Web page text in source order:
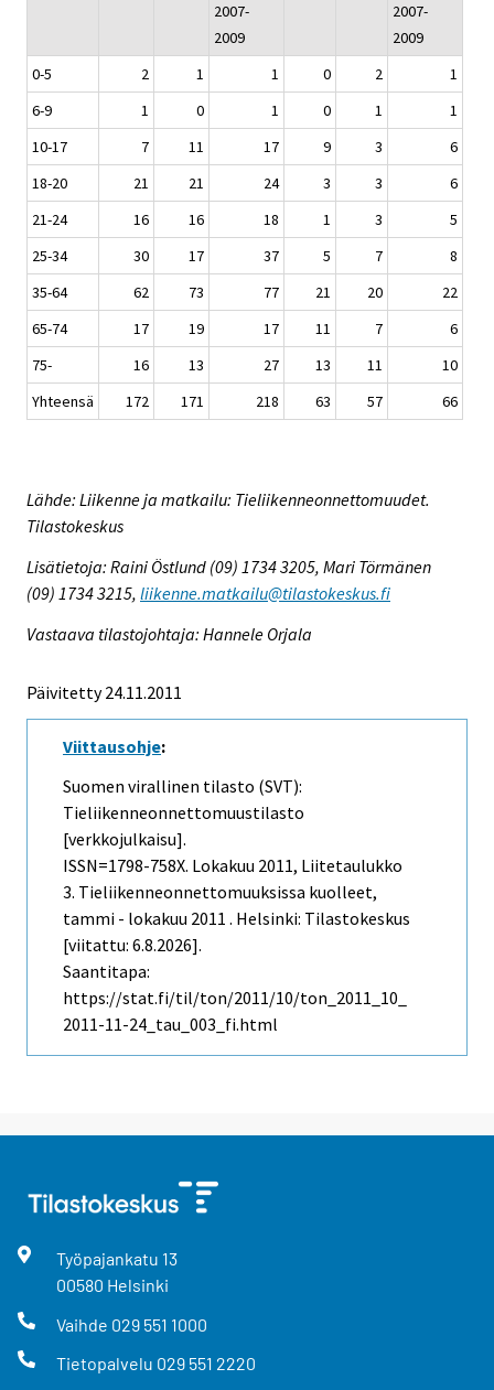
2007-
2009
2007-
2009
0-5
2 1 1 0 2
1
6-9
1 0 1 0 1
1
10-17
7 11 17 9 3
6
18-20
21 21 24 3 3
6
21-24
16 16 18 1 3
5
25-34
30 17 37 5 7
8
35-64
62 73 77 21 20
22
65-74
17 19 17 11 7
6
75-
16 13 27 13 11
10
Yhteensä
172 171 218 63 57 66
Lähde: Liikenne ja matkailu: Tieliikenneonnettomuudet.
Tilastokeskus
Lisätietoja: Raini Östlund (09) 1734 3205, Mari Törmänen
(09) 1734 3215, liikenne.matkailu@tilastokeskus.fi
Vastaava tilastojohtaja: Hannele Orjala
Päivitetty 24.11.2011
Viittausohje:
Suomen virallinen tilasto (SVT):
Tieliikenneonnettomuustilasto
[verkkojulkaisu].
ISSN=1798-758X. Lokakuu 2011, Liitetaulukko
3. Tieliikenneonnettomuuksissa kuolleet,
tammi - lokakuu 2011 . Helsinki: Tilastokeskus
[viitattu: 6.8.2026].
Saantitapa:
https://stat.fi/til/ton/2011/10/ton_2011_10_
2011-11-24_tau_003_fi.html
Työpajankatu 13
00580 Helsinki
Vaihde 029 551 1000
Tietopalvelu 029 551 2220